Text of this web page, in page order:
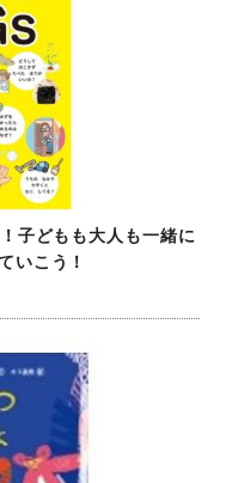
子どもも大人も一緒に
いこう！